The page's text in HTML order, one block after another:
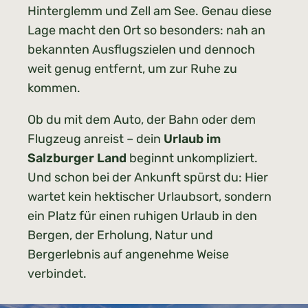
Hinterglemm und Zell am See. Genau diese
Lage macht den Ort so besonders: nah an
bekannten Ausflugszielen und dennoch
weit genug entfernt, um zur Ruhe zu
kommen.
Ob du mit dem Auto, der Bahn oder dem
Flugzeug anreist – dein Urlaub im
Salzburger Land beginnt unkompliziert.
Und schon bei der Ankunft spürst du: Hier
wartet kein hektischer Urlaubsort, sondern
ein Platz für einen ruhigen Urlaub in den
Bergen, der Erholung, Natur und
Bergerlebnis auf angenehme Weise
verbindet.